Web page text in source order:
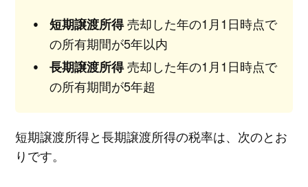
短期譲渡所得売却した年の1月1日時点で
の所有期間が5年以内
長期譲渡所得売却した年の1月1日時点で
の所有期間が5年超
短期譲渡所得と長期譲渡所得の税率は、次のとお
りです。